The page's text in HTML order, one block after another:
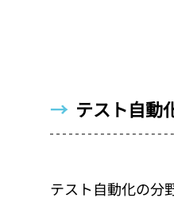
→ テスト自動
テスト自動化の分